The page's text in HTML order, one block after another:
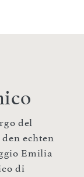
del
echten
Emilia
di